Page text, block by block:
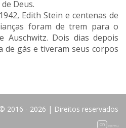
Deus.
Edith Stein e centenas de
foram de trem para o
Auschwitz. Dois dias depois
de gás e tiveram seus corpos
© 2016 - 2026 | Direitos reservados